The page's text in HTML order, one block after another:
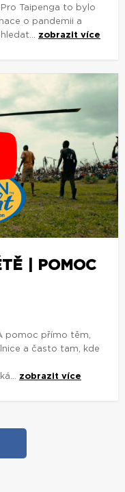
Taipenga to bylo
o pandemii a
zobrazit více
| POMOC
pomoc přímo těm,
a často tam, kde
zobrazit více